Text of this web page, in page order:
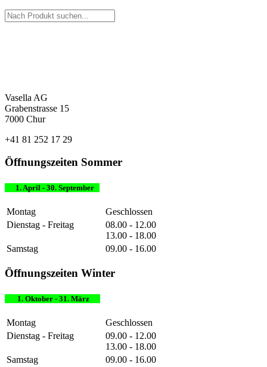
Vasella AG
Grabenstrasse 15
7000 Chur
+41 81 252 17 29
Öffnungszeiten Sommer
1. April - 30. September
Montag
Geschlossen
Dienstag - Freitag
08.00 - 12.00
13.00 - 18.00
Samstag
09.00 - 16.00
Öffnungszeiten Winter
1. Oktober - 31. März
Montag
Geschlossen
Dienstag - Freitag
09.00 - 12.00
13.00 - 18.00
Samstag
09.00 - 16.00